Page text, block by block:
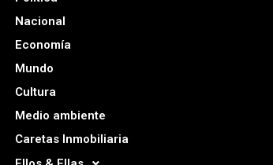
Nacional
Economía
Mundo
Cultura
Medio ambiente
Caretas Inmobiliaria